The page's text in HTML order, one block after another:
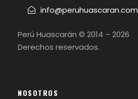
info@peruhuascaran.com
Perú Huascarán © 2014 – 2026
Derechos reservados.
NOSOTROS